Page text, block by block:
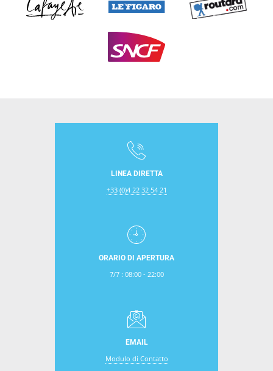
LINEA DIRETTA
+33 (0)4 22 32 54 21
ORARIO DI APERTURA
7/7 : 08:00 - 22:00
EMAIL
Modulo di Contatto